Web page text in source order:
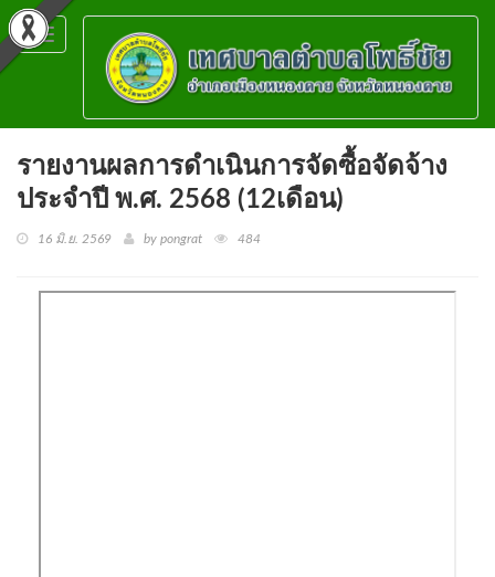
Toggle
navigation
รายงานผลการดำเนินการจัดซื้อจัดจ้าง
ประจำปี พ.ศ. 2568 (12เดือน)
16 มิ.ย. 2569 by pongrat 484